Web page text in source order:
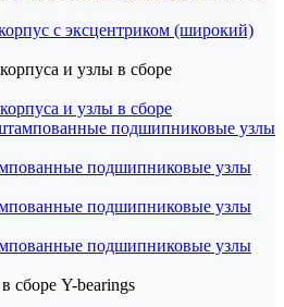
с эксцентриком (широкий)
и узлы в сборе
и узлы в сборе
подшипниковые узлы
подшипниковые узлы
подшипниковые узлы
подшипниковые узлы
сборе Y-bearings